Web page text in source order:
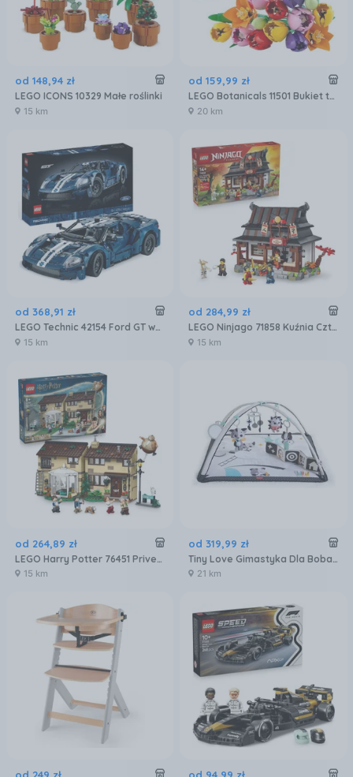
od 148,94 zł
LEGO ICONS 10329 Małe roślinki
15 km
od 159,99 zł
LEGO Botanicals 11501 Bukiet tulipanów
20 km
od 368,91 zł
LEGO Technic 42154 Ford GT wersja z 2022 roku
15 km
od 284,99 zł
LEGO Ninjago 71858 Kuźnia Cztery Bronie — 15-lecie
15 km
od 264,89 zł
LEGO Harry Potter 76451 Privet Drive: Wizyta ciotki Marge
15 km
od 319,99 zł
Tiny Love Gimastyka Dla Bobasa Z Pałąkami Magiczna Kraina 21272
21 km
od 249 zł od 94,99 zł